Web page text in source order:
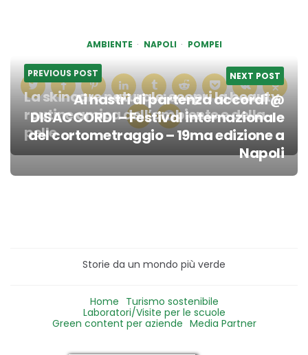
AMBIENTE NAPOLI POMPEI
Post
navigation
PREVIOUS POST
La skincare naturale: scopri la beauty
routine amica dell’ambiente e della
pelle
NEXT POST
Ai nastri di partenza accordi @
DISACCORDI – Festival internazionale
del cortometraggio – 19ma edizione a
Napoli
Storie da un mondo più verde
Home Turismo sostenibile
Laboratori/Visite per le scuole
Green content per aziende Media Partner